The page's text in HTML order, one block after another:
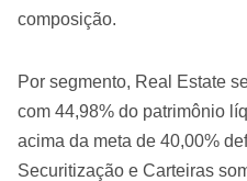
composição.
Por segmento, Real Estate
com 44,98% do patrimônio
acima da meta de 40,00%
Securitização e Carteiras